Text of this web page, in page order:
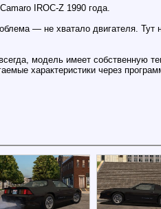
IROC-Z 1990 года.
— не хватало двигателя. Тут
модель имеет собственную
характеристики через